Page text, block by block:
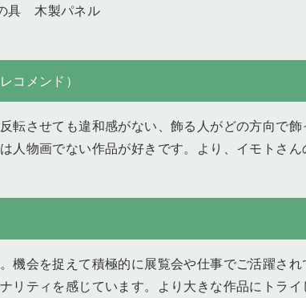
具 木製パネル
コメンド）
転させても違和感がない、飾る人がどの方向で
人物画でない作品が好きです。より、イモトさん
機会を捉えて積極的に展覧会や仕事でご活躍さ
リティを感じています。より大きな作品にトラ